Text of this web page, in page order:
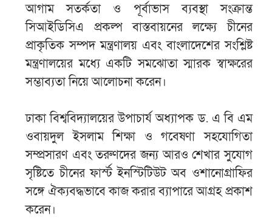
আগাম সতর্কতা ও পূর্বাভাস ব্যবস্থা সংক্রান্ত
সিআইডিসিএ প্রকল্প বাস্তবায়নের লক্ষ্যে চীনের
প্রাকৃতিক সম্পদ মন্ত্রণালয় এবং বাংলাদেশের সংশ্লিষ্ট
মন্ত্রণালয়ের মধ্যে একটি সমঝোতা স্মারক স্বাক্ষরের
সম্ভাব্যতা নিয়ে আলোচনা করেন।
ঢাকা বিশ্ববিদ্যালয়ের উপাচার্য অধ্যাপক ড. এ বি এম
ওবায়দুল ইসলাম শিক্ষা ও গবেষণা সহযোগিতা
সম্প্রসারণ এবং তরুণদের জন্য আরও শেখার সুযোগ
সৃষ্টিতে চীনের ফার্স্ট ইনস্টিটিউট অব ওশানোগ্রাফির
সঙ্গে ঐক্যবদ্ধভাবে কাজ করার ব্যাপারে আগ্রহ প্রকাশ
করেন।